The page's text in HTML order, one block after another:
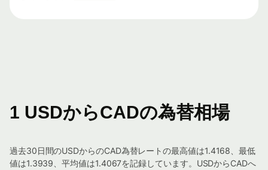
1 USDからCADの為替相場
過去30日間のUSDからのCAD為替レートの最高値は1.4168、最低
値は1.3939、平均値は1.4067を記録しています。USDからCADへ